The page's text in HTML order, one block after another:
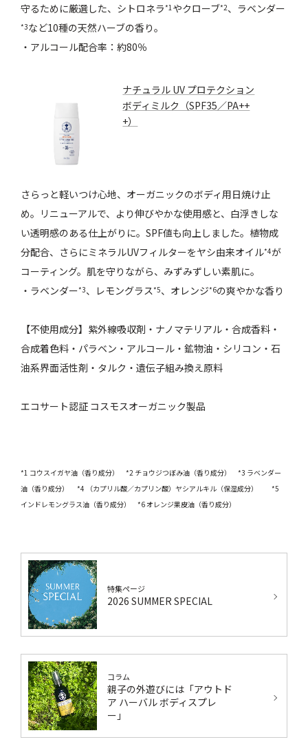
守るために厳選した、シトロネラ*1 やクローブ*2、ラベンダー
*3など10種の天然ハーブの香り。
・アルコール配合率：約80％
ナチュラル UV プロテクション
ボディミルク（SPF35／PA++
+）
さらっと軽いつけ心地、オーガニックのボディ用日焼け止
め。リニューアルで、より伸びやかな使用感と、白浮きしな
い透明感のある仕上がりに。SPF値も向上しました。植物成
分配合、さらにミネラルUVフィルターをヤシ由来オイル*4が
コーティング。肌を守りながら、みずみずしい素肌に。
・ラベンダー*3、レモングラス*5、オレンジ*6の爽やかな香り
【不使用成分】紫外線吸収剤・ナノマテリアル・合成香料・
合成着色料・パラベン・アルコール・鉱物油・シリコン・石
油系界面活性剤・タルク・遺伝子組み換え原料
エコサート認証 コスモスオーガニック製品
*1 コウスイガヤ油（香り成分） *2 チョウジつぼみ油（香り成分） *3 ラベンダー
油（香り成分） *4 （カプリル酸／カプリン酸）ヤシアルキル（保湿成分） *5
インドレモングラス油（香り成分） *6 オレンジ果皮油（香り成分）
特集ページ
2026 SUMMER SPECIAL
コラム
親子の外遊びには「アウトド
ア ハーバル ボディスプレ
ー」